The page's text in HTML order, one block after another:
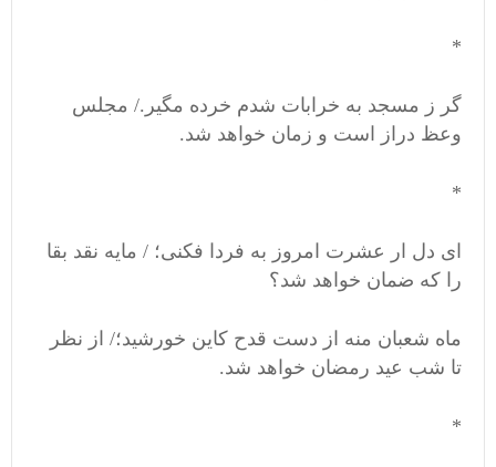
*
گر ز مسجد به خرابات شدم خرده مگیر./ مجلس
وعظ دراز است و زمان خواهد شد.
*
ای دل ار عشرت امروز به فردا فکنی؛ / مایه نقد بقا
را که ضمان خواهد شد؟
ماه شعبان منه از دست قدح کاین خورشید؛/ از نظر
تا شب عید رمضان خواهد شد.
*